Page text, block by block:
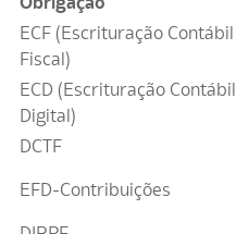
ECF (Escrituração Contábil
Fiscal)
ECD (Escrituração Contábil
Digital)
DCTF
EFD-Contribuições